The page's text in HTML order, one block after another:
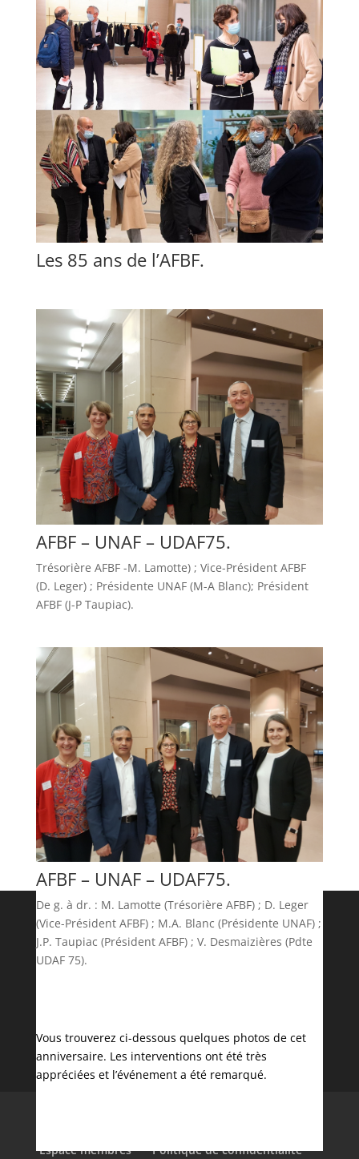
Les 85 ans de l’AFBF.
AFBF – UNAF – UDAF75.
Trésorière AFBF -M. Lamotte) ; Vice-Président AFBF
(D. Leger) ; Présidente UNAF (M-A Blanc); Président
AFBF (J-P Taupiac).
AFBF – UNAF – UDAF75.
De g. à dr. : M. Lamotte (Trésorière AFBF) ; D. Leger
(Vice-Président AFBF) ; M.A. Blanc (Présidente UNAF) ;
J.P. Taupiac (Président AFBF) ; V. Desmaizières (Pdte
UDAF 75).
Vous trouverez ci-dessous quelques photos de cet
anniversaire. Les interventions ont été très
appréciées et l’événement a été remarqué.
Espace membres
Politique de confidentialité